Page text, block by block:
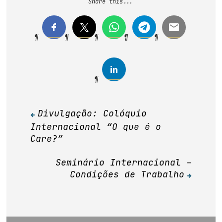
Navegação
de
Post
Divulgação: Colóquio
Internacional “O que é o
Care?”
Seminário Internacional –
Condições de Trabalho